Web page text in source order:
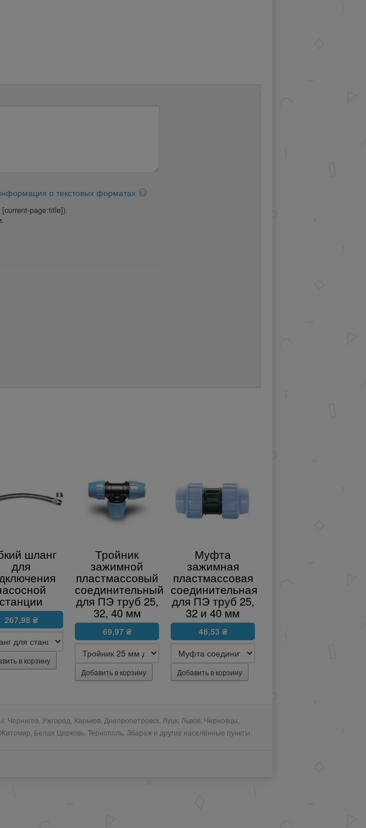
о текстовых форматах
page:title]).
шланг
для
станции
267,98 ₴
Тройник
зажимной
пластмассовый
соединительный
для ПЭ труб 25,
32, 40 мм
69,97 ₴
Муфта
зажимная
пластмассовая
соединительная
для ПЭ труб 25,
32 и 40 мм
48,53 ₴
Ужгород, Харьков, Днепропетровск, Луцк, Львов, Черновцы,
Белая Церковь, Тернополь, Збараж и другие населённые пункты.